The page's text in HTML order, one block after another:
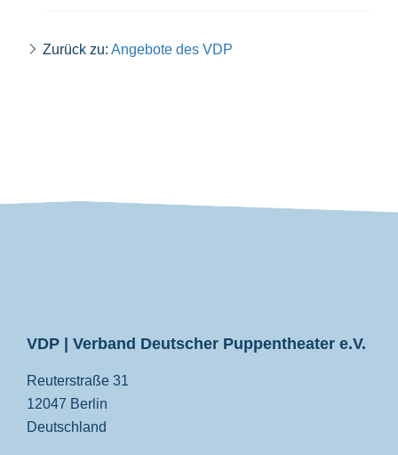
Zurück zu: Angebote des VDP
VDP | Verband Deutscher Puppentheater e.V.
Reuterstraße 31
12047 Berlin
Deutschland